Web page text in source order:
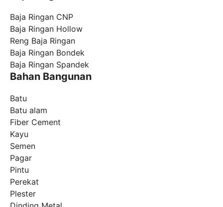
Baja Ringan CNP
Baja Ringan Hollow
Reng Baja Ringan
Baja Ringan Bondek
Baja Ringan Spandek
Bahan Bangunan
Batu
Batu alam
Fiber Cement
Kayu
Semen
Pagar
Pintu
Perekat
Plester